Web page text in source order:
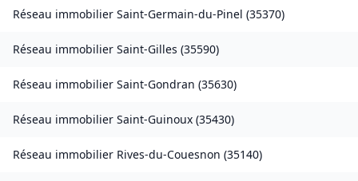
Réseau immobilier Saint-Germain-du-Pinel (35370)
Réseau immobilier Saint-Gilles (35590)
Réseau immobilier Saint-Gondran (35630)
Réseau immobilier Saint-Guinoux (35430)
Réseau immobilier Rives-du-Couesnon (35140)